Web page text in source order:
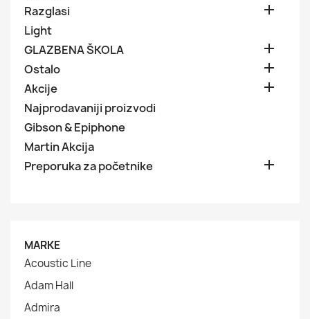
Razglasi 
Light
GLAZBENA ŠKOLA

Ostalo 
Akcije 
Najprodavaniji proizvodi
Gibson & Epiphone
Martin Akcija
Preporuka za početnike

MARKE
Acoustic Line
Adam Hall
Admira